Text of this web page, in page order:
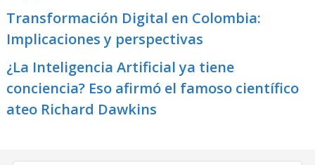
Transformación Digital en Colombia:
Implicaciones y perspectivas
¿La Inteligencia Artificial ya tiene
conciencia? Eso afirmó el famoso científico
ateo Richard Dawkins